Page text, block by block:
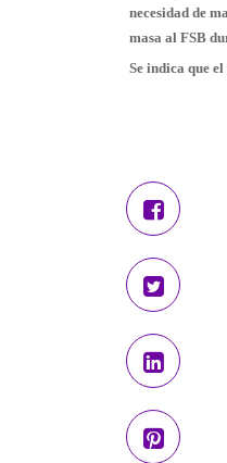
necesidad de
masa al FSB
Se indica que